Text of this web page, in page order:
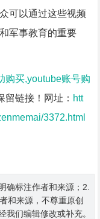
可以通过这些视频
军事教育的重要
购买,youtube账号购
链接！网址： htt
3372.html
确标注作者和来源；2.
和来源，不尊重原创
我们编辑修改或补充。